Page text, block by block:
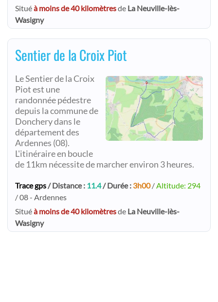
Situéà moins de 40 kilomètresde La Neuville-lès-
Wasigny
Sentier de la Croix Piot
Le Sentier de la Croix
Piot est une
randonnée pédestre
depuis la commune de
Donchery dans le
département des
Ardennes (08).
L'itinéraire en boucle
de 11km nécessite de marcher environ 3 heures.
Trace gps/ Distance : 11.4/ Durée : 3h00/Altitude: 294
/ 08 - Ardennes
Situéà moins de 40 kilomètresde La Neuville-lès-
Wasigny